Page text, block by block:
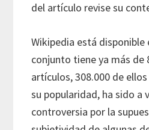
del artículo revise su
Wikipedia está disponible
conjunto tiene ya más de
artículos, 308.000 de
su popularidad, ha sido a
controversia por la